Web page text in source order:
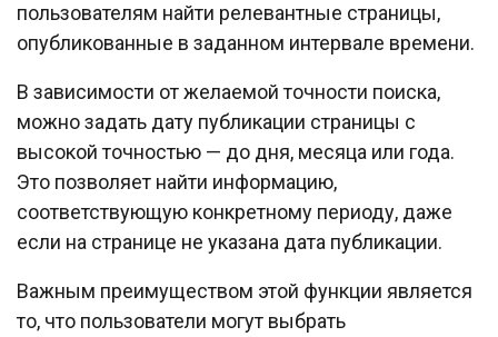
пользователям найти релевантные страницы,
опубликованные в заданном интервале времени.
В зависимости от желаемой точности поиска,
можно задать дату публикации страницы с
высокой точностью — до дня, месяца или года.
Это позволяет найти информацию,
соответствующую конкретному периоду, даже
если на странице не указана дата публикации.
Важным преимуществом этой функции является
то, что пользователи могут выбрать